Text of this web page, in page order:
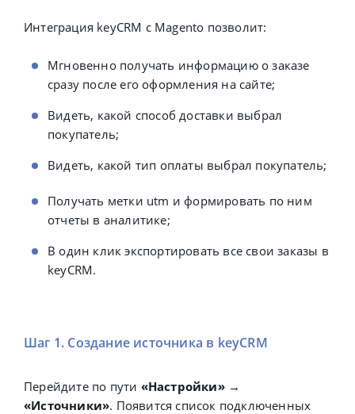
Интеграция keyCRM с Magento позволит:
Мгновенно получать информацию о заказе
сразу после его оформления на сайте;
Видеть, какой способ доставки выбрал
покупатель;
Видеть, какой тип оплаты выбрал покупатель;
Получать метки utm и формировать по ним
отчеты в аналитике;
В один клик экспортировать все свои заказы в
keyCRM.
Шаг 1. Создание источника в keyCRM
Перейдите по пути «Настройки» →
«Источники». Появится список подключенных